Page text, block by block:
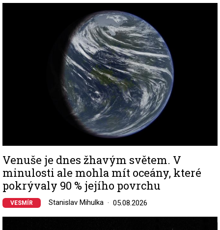
Venuše je dnes žhavým světem. V
minulosti ale mohla mít oceány, které
pokrývaly 90 % jejího povrchu
VESMÍR Stanislav Mihulka 05.08.2026